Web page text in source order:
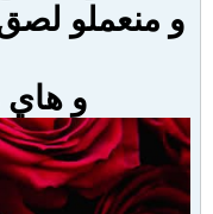
و منعملو
و